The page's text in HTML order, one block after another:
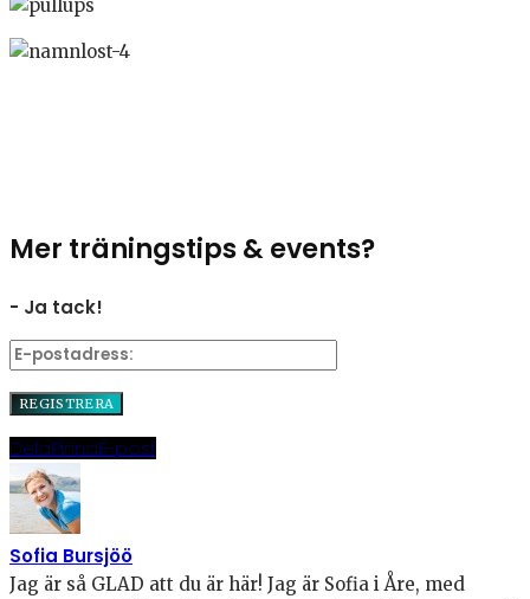
Mer träningstips & events?
- Ja tack!
DelaPinnaE-post
Sofia Bursjöö
Jag är så GLAD att du är här! Jag är Sofia i Åre, med